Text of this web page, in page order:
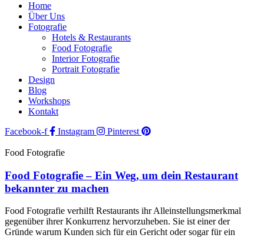
Home
Über Uns
Fotografie
Hotels & Restaurants
Food Fotografie
Interior Fotografie
Portrait Fotografie
Design
Blog
Workshops
Kontakt
Facebook-f
Instagram Pinterest
Food Fotografie
Food Fotografie – Ein Weg, um dein Restaurant
bekannter zu machen
Food Fotografie verhilft Restaurants ihr Alleinstellungsmerkmal
gegenüber ihrer Konkurrenz hervorzuheben. Sie ist einer der
Gründe warum Kunden sich für ein Gericht oder sogar für ein